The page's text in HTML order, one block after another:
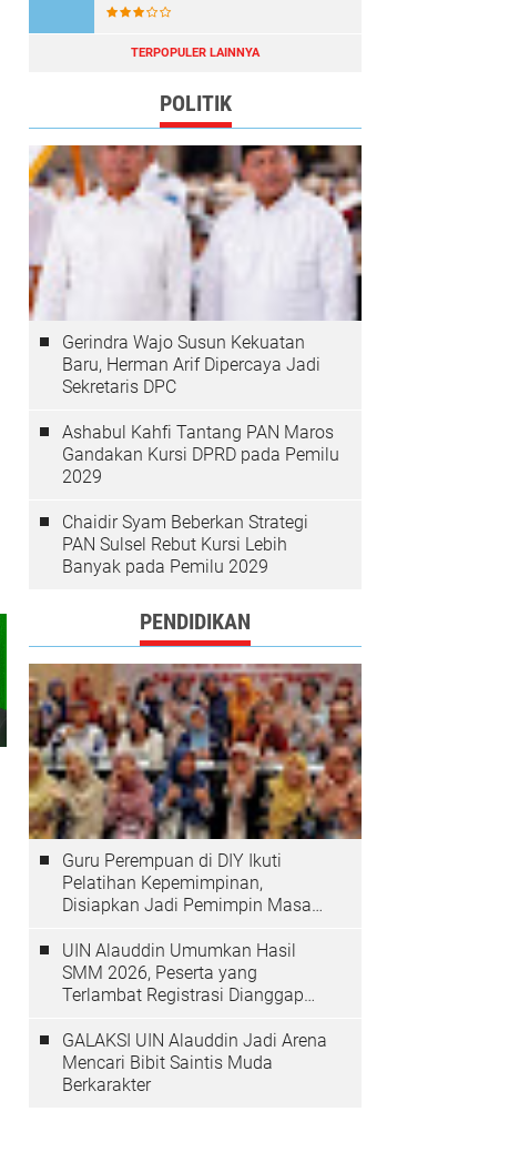
TERPOPULER LAINNYA
POLITIK
Gerindra Wajo Susun Kekuatan
Baru, Herman Arif Dipercaya Jadi
Sekretaris DPC
Ashabul Kahfi Tantang PAN Maros
Gandakan Kursi DPRD pada Pemilu
2029
Chaidir Syam Beberkan Strategi
PAN Sulsel Rebut Kursi Lebih
Banyak pada Pemilu 2029
PENDIDIKAN
Guru Perempuan di DIY Ikuti
Pelatihan Kepemimpinan,
Disiapkan Jadi Pemimpin Masa
UIN Alauddin Umumkan Hasil
SMM 2026, Peserta yang
Terlambat Registrasi Dianggap
GALAKSI UIN Alauddin Jadi Arena
Mencari Bibit Saintis Muda
Berkarakter